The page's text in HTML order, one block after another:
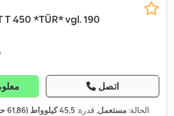
T 450 *TÜR* vgl. 190
اتصل
الحالة: مستعمل, قدرة: 45,5 كيلوواط (61,86 حصان)